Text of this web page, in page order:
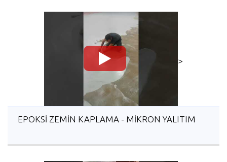
>
EPOKSİ ZEMİN KAPLAMA - MİKRON YALITIM